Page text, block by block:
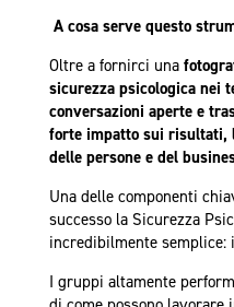
A cosa serve questo
Oltre a fornirci una
sicurezza psicologica nei
conversazioni aperte e
forte impatto sui risultati,
delle persone e del
Una delle componenti
successo la Sicurezza
incredibilmente semplice:
I gruppi altamente